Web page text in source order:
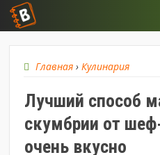
Главная ›Кулинария
Лучший способ
скумбрии от
очень вкусно